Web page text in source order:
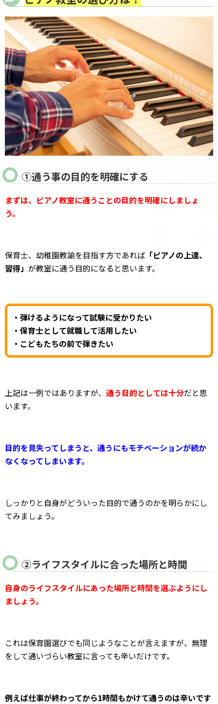
①通う事の目的を明確にする
まずは、ピアノ教室に通うことの目的を明確にしましょ
う。
保育士、幼稚園教諭を目指す方であれば 「ピアノの上達、
習得」 が教室に通う目的になると思います。
・弾けるようになって試験に受かりたい
・保育士として就職して活用したい
・こどもたちの前で弾きたい
上記は一例ではありますが、 通う目的としては十分だと思
います。
目的を見失ってしまうと、通うにもモチベーションが続か
なくなってしまいます。
しっかりと自身がどういった目的で通うのかを明らかにし
てみましょう。
②ライフスタイルに合った場所と時間
自身のライフスタイルにあった場所と時間を選ぶようにし
ましょう。
これは保育園選びでも同じようなことが言えますが、無理
をして通いづらい教室に言っても辛いだけです。
例えば仕事が終わってから1時間もかけて通うのは辛いです